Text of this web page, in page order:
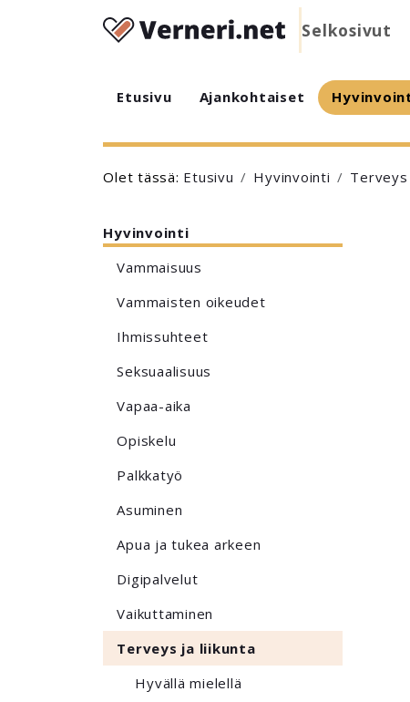
Selkosivut
Etusivu Ajankohtaiset
Olet tässä: Etusivu Hyvinvointi Terveys
Hyvinvointi
Vammaisuus
Vammaisten oikeudet
Ihmissuhteet
Seksuaalisuus
Vapaa-aika
Opiskelu
Palkkatyö
Asuminen
Apua ja tukea arkeen
Digipalvelut
Vaikuttaminen
Terveys ja liikunta
Hyvällä mielellä